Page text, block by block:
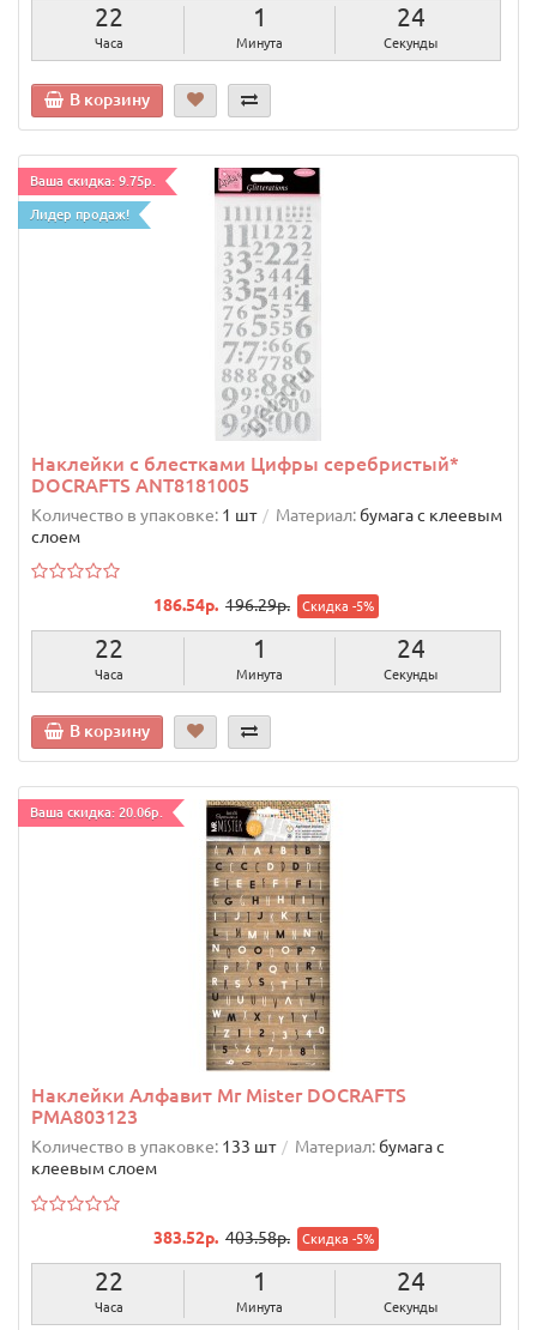
22
Часа
1
Минута
23
Секунды
В корзину
Ваша скидка: 9.75р.
Лидер продаж!
Наклейки с блестками Цифры серебристый*
DOCRAFTS ANT8181005
Количество в упаковке: 1 шт Материал: бумага с клеевым
слоем
186.54р. 196.29р. Скидка -5%
22
Часа
1
Минута
23
Секунды
В корзину
Ваша скидка: 20.06р.
Наклейки Алфавит Mr Mister DOCRAFTS
PMA803123
Количество в упаковке: 133 шт Материал: бумага с
клеевым слоем
383.52р. 403.58р. Скидка -5%
22
Часа
1
Минута
23
Секунды